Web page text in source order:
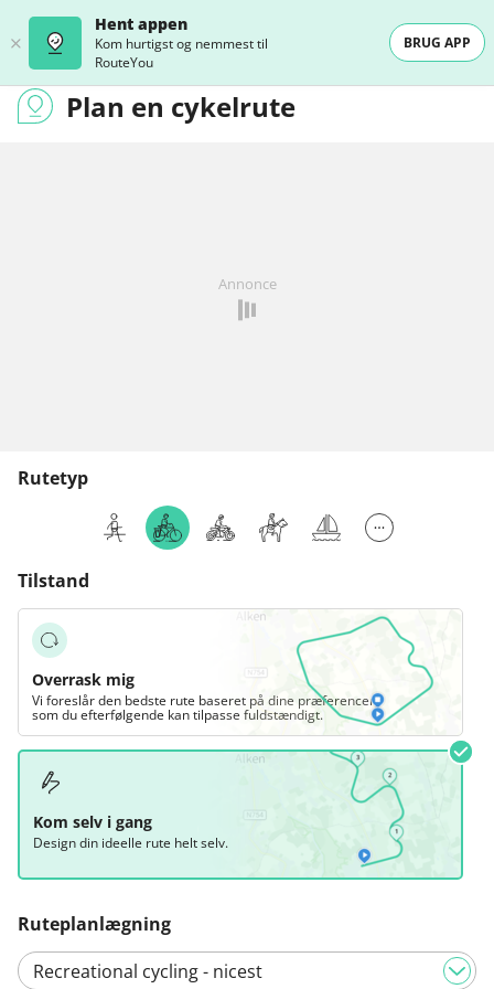
Hent appen
Kom hurtigst og nemmest til
RouteYou
BRUG APP
Plan en cykelrute
Annonce
Rutetyp
Tilstand
Overrask mig
Vi foreslår den bedste rute baseret på dine præferencer,
som du efterfølgende kan tilpasse fuldstændigt.
Kom selv i gang
Design din ideelle rute helt selv.
Ruteplanlægning